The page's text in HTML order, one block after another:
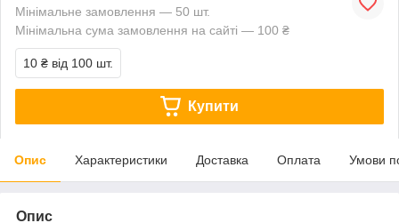
Мінімальне замовлення — 50 шт.
Мінімальна сума замовлення на сайті — 100 ₴
10 ₴ від 100 шт.
Купити
Опис Характеристики Доставка Оплата Умови
Опис